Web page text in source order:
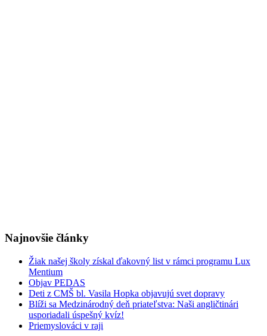
Najnovšie články
Žiak našej školy získal ďakovný list v rámci programu Lux
Mentium
Objav PEDAS
Deti z CMŠ bl. Vasila Hopka objavujú svet dopravy
Blíži sa Medzinárodný deň priateľstva: Naši angličtinári
usporiadali úspešný kvíz!
Priemyslováci v raji